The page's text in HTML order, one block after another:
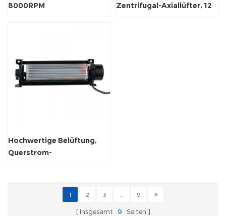
8000RPM
Zentrifugal-Axiallüfter, 12
Hochwertige Belüftung,
Querstrom-
1 2 3 9
Insgesamt 9 Seiten